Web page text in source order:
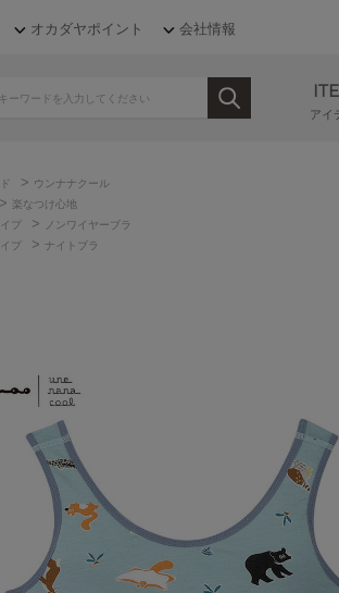
オカダヤポイント 会社情報
アイ
> ウンナナクール
> 楽なつけ心地
プ >
ノンワイヤーブラ
プ > ナイトブラ